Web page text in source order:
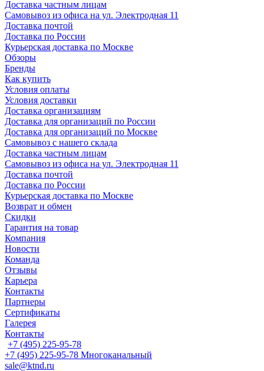
Доставка частным лицам
Самовывоз из офиса на ул. Электродная 11
Доставка почтой
Доставка по России
Курьерская доставка по Москве
Обзоры
Бренды
Как купить
Условия оплаты
Условия доставки
Доставка организациям
Доставка для организаций по России
Доставка для организаций по Москве
Самовывоз с нашего склада
Доставка частным лицам
Самовывоз из офиса на ул. Электродная 11
Доставка почтой
Доставка по России
Курьерская доставка по Москве
Возврат и обмен
Скидки
Гарантия на товар
Компания
Новости
Команда
Отзывы
Карьера
Контакты
Партнеры
Сертификаты
Галерея
Контакты
+7 (495) 225-95-78
+7 (495) 225-95-78 Многоканальный
sale@ktnd.ru